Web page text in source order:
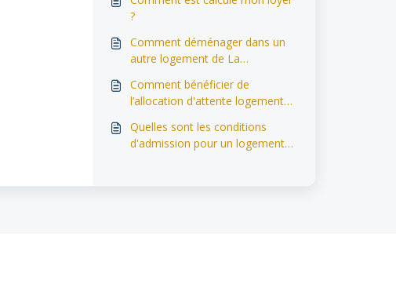
?
Comment déménager dans un
autre logement de La
Comment bénéficier de
l’allocation d'attente logement
Quelles sont les conditions
d'admission pour un logement